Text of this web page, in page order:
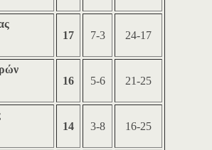
17
7-3 24-17
16
5-6 21-25
14
3-8 16-25